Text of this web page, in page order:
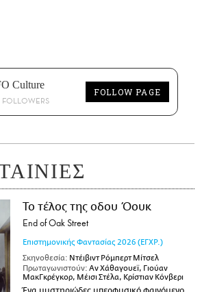
Culture
FOLLOW PAGE
Το τέλος της οδου Όουκ
End of Oak Street
Επιστημονικής Φαντασίας 2026 (ΕΓΧΡ.)
Σκηνοθεσία: Ντέιβιντ Ρόμπερτ Μίτσελ
Πρωταγωνιστούν: Αν Χάθαγουεϊ, Γιούαν
ΜακΓκρέγκορ, Μέισι Στέλα, Κρίστιαν Κόνβερι